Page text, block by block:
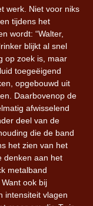
werk. Niet voor niks
tijdens het
wordt: “Walter,
blijkt al snel
op zoek is, maar
toegeëigend
opgebouwd uit
Daarbovenop de
afwisselend
deel van de
die de band
het zien van het
denken aan het
metalband
ook bij
intensiteit vlagen